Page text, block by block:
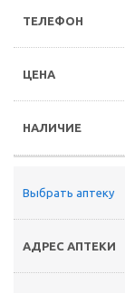
Выбрать аптеку